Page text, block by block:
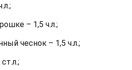
– 1,5 ч.л.;
чеснок – 1,5 ч.л.;